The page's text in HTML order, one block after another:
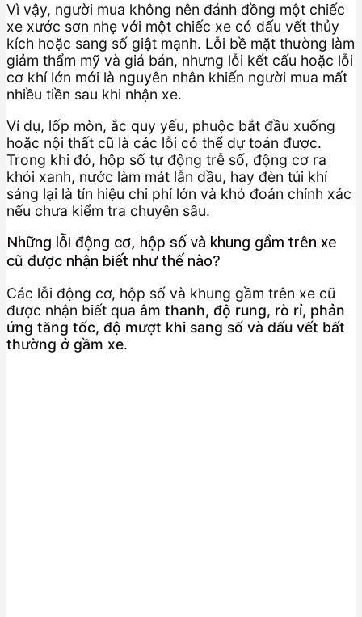
Vì vậy, người mua không nên đánh đồng một chiếc
xe xước sơn nhẹ với một chiếc xe có dấu vết thủy
kích hoặc sang số giật mạnh. Lỗi bề mặt thường làm
giảm thẩm mỹ và giá bán, nhưng lỗi kết cấu hoặc lỗi
cơ khí lớn mới là nguyên nhân khiến người mua mất
nhiều tiền sau khi nhận xe.
Ví dụ, lốp mòn, ắc quy yếu, phuộc bắt đầu xuống
hoặc nội thất cũ là các lỗi có thể dự toán được.
Trong khi đó, hộp số tự động trễ số, động cơ ra
khói xanh, nước làm mát lẫn dầu, hay đèn túi khí
sáng lại là tín hiệu chi phí lớn và khó đoán chính xác
nếu chưa kiểm tra chuyên sâu.
Những lỗi động cơ, hộp số và khung gầm trên xe
cũ được nhận biết như thế nào?
Các lỗi động cơ, hộp số và khung gầm trên xe cũ
được nhận biết qua âm thanh, độ rung, rò rỉ, phản
ứng tăng tốc, độ mượt khi sang số và dấu vết bất
thường ở gầm xe.